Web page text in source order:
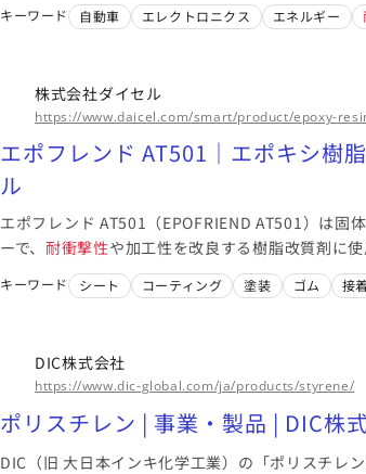
キーワード 自動車 エレクトロニクス エネルギー
株式会社ダイセル
https://www.daicel.com/smart/product/epoxy-
エポフレンド AT501｜エポキシ樹
ル
エポフレンド AT501（EPOFRIEND AT501）は固
ーで、耐衝撃性や加工性を改良する樹脂改質剤に使
キーワード シート コーティング 塗装 ゴム 接
DIC株式会社
https://www.dic-global.com/ja/products/styrene/
ポリスチレン | 事業・製品 | DIC株
DIC（旧 大日本インキ化学工業）の「ポリスチレ